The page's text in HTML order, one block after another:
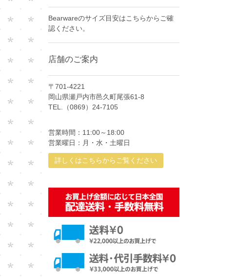
Bearwareのサイズ目安はこちらからご確
認ください。
店舗のご案内
〒701-4221
岡山県瀬戸内市邑久町尾張61-8
TEL.（0869）24-7105
営業時間：11:00～18:00
営業曜日：月・水・土曜日
詳しくはこちらからご覧ください